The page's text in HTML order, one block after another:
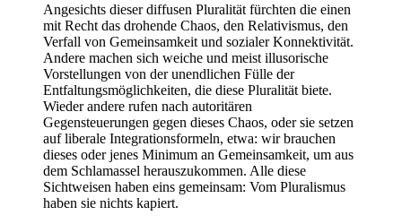
Angesichts dieser diffusen Pluralität fürchten die einen
mit Recht das drohende Chaos, den Relativismus, den
Verfall von Gemeinsamkeit und sozialer Konnektivität.
Andere machen sich weiche und meist illusorische
Vorstellungen von der unendlichen Fülle der
Entfaltungsmöglichkeiten, die diese Pluralität biete.
Wieder andere rufen nach autoritären
Gegensteuerungen gegen dieses Chaos, oder sie setzen
auf liberale Integrationsformeln, etwa: wir brauchen
dieses oder jenes Minimum an Gemeinsamkeit, um aus
dem Schlamassel herauszukommen. Alle diese
Sichtweisen haben eins gemeinsam: Vom Pluralismus
haben sie nichts kapiert.